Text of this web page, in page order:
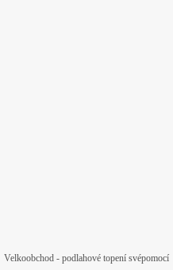
Velkoobchod - podlahové topení svépomocí